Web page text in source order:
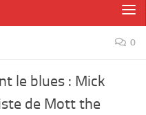
0
le blues : Mick
de Mott the